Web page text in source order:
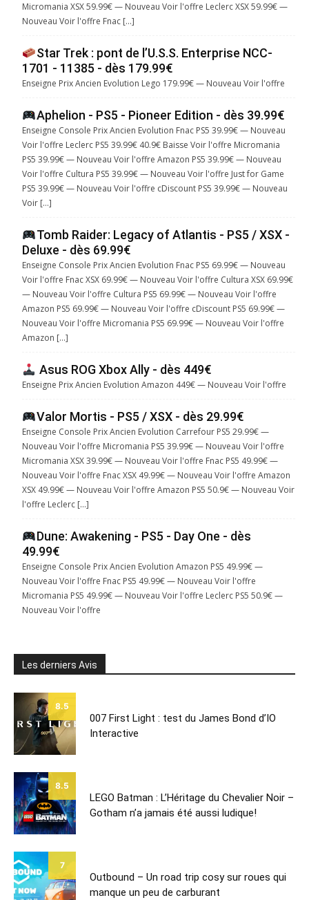
Micromania XSX 59.99€ — Nouveau Voir l'offre Leclerc XSX 59.99€ —
Nouveau Voir l'offre Fnac […]
Star Trek : pont de l’U.S.S. Enterprise NCC-
1701 - 11385 - dès 179.99€
Enseigne Prix Ancien Evolution Lego 179.99€ — Nouveau Voir l'offre
Aphelion - PS5 - Pioneer Edition - dès 39.99€
Enseigne Console Prix Ancien Evolution Fnac PS5 39.99€ — Nouveau
Voir l'offre Leclerc PS5 39.99€ 40.9€ Baisse Voir l'offre Micromania
PS5 39.99€ — Nouveau Voir l'offre Amazon PS5 39.99€ — Nouveau
Voir l'offre Cultura PS5 39.99€ — Nouveau Voir l'offre Just for Game
PS5 39.99€ — Nouveau Voir l'offre cDiscount PS5 39.99€ — Nouveau
Voir […]
Tomb Raider: Legacy of Atlantis - PS5 / XSX -
Deluxe - dès 69.99€
Enseigne Console Prix Ancien Evolution Fnac PS5 69.99€ — Nouveau
Voir l'offre Fnac XSX 69.99€ — Nouveau Voir l'offre Cultura XSX 69.99€
— Nouveau Voir l'offre Cultura PS5 69.99€ — Nouveau Voir l'offre
Amazon PS5 69.99€ — Nouveau Voir l'offre cDiscount PS5 69.99€ —
Nouveau Voir l'offre Micromania PS5 69.99€ — Nouveau Voir l'offre
Amazon […]
Asus ROG Xbox Ally - dès 449€
Enseigne Prix Ancien Evolution Amazon 449€ — Nouveau Voir l'offre
Valor Mortis - PS5 / XSX - dès 29.99€
Enseigne Console Prix Ancien Evolution Carrefour PS5 29.99€ —
Nouveau Voir l'offre Micromania PS5 39.99€ — Nouveau Voir l'offre
Micromania XSX 39.99€ — Nouveau Voir l'offre Fnac PS5 49.99€ —
Nouveau Voir l'offre Fnac XSX 49.99€ — Nouveau Voir l'offre Amazon
XSX 49.99€ — Nouveau Voir l'offre Amazon PS5 50.9€ — Nouveau Voir
l'offre Leclerc […]
Dune: Awakening - PS5 - Day One - dès
49.99€
Enseigne Console Prix Ancien Evolution Amazon PS5 49.99€ —
Nouveau Voir l'offre Fnac PS5 49.99€ — Nouveau Voir l'offre
Micromania PS5 49.99€ — Nouveau Voir l'offre Leclerc PS5 50.9€ —
Nouveau Voir l'offre
Les derniers Avis
8.5
007 First Light : test du James Bond d’IO
Interactive
8.5
LEGO Batman : L’Héritage du Chevalier Noir –
Gotham n’a jamais été aussi ludique!
7
Outbound – Un road trip cosy sur roues qui
manque un peu de carburant